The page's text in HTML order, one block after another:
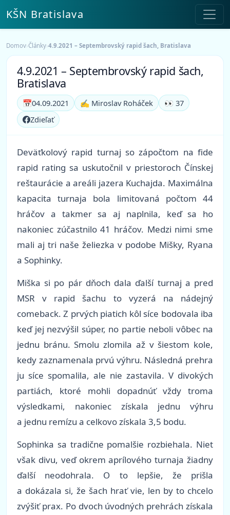
KŠN Bratislava
Domov›Články›4.9.2021 – Septembrovský rapid šach, Bratislava
4.9.2021 – Septembrovský rapid šach,
Bratislava
📅04.09.2021 ✍️ Miroslav Roháček
👀 37
Zdieľať
Deväťkolový rapid turnaj so zápočtom na fide
rapid rating sa uskutočnil v priestoroch Čínskej
reštaurácie a areáli jazera Kuchajda. Maximálna
kapacita turnaja bola limitovaná počtom 44
hráčov a takmer sa aj naplnila, keď sa ho
nakoniec zúčastnilo 41 hráčov. Medzi nimi sme
mali aj tri naše želiezka v podobe Mišky, Ryana
a Sophinky.
Miška si po pár dňoch dala ďalší turnaj a pred
MSR v rapid šachu to vyzerá na nádejný
comeback. Z prvých piatich kôl síce bodovala iba
keď jej nezvýšil súper, no partie neboli vôbec na
jednu bránu. Smolu zlomila až v šiestom kole,
kedy zaznamenala prvú výhru. Následná prehra
ju síce spomalila, ale nie zastavila. V divokých
partiách, ktoré mohli dopadnúť vždy troma
výsledkami, nakoniec získala jednu výhru
a jednu remízu a celkovo získala 3,5 bodu.
Sophinka sa tradične pomalšie rozbiehala. Niet
však divu, veď okrem aprílového turnaja žiadny
ďalší neodohrala. O to lepšie, že prišla
a dokázala si, že šach hrať vie, len by to chcelo
zvýšiť prax. Po dvoch úvodných prehrách získala